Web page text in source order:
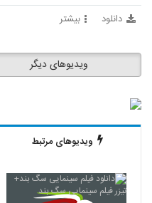
دانلود بیشتر
ویدیوهای دیگر
ویدیوهای مرتبط